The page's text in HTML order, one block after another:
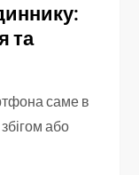
та
саме в
або